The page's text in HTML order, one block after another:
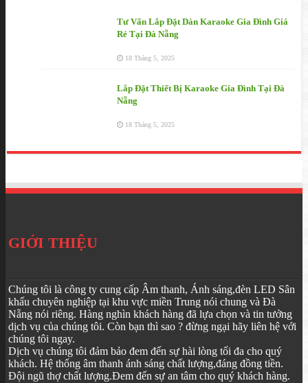
Tư Vấn Lắp Đặt Dàn Karaoke Gia Đình Giá
Rẻ Tại Đà Nẵng
18 Tháng 5, 2025
Lắp Đặt Thiết Bị Karaoke Gia Đình Tại Đà
Nẵng
18 Tháng 5, 2025
GIỚI THIỆU
Chúng tôi là công ty cung cấp Âm thanh, Ánh sáng,đèn LED Sân
khấu chuyên nghiệp tại khu vực miền Trung nói chung và Đà
Nẵng nói riêng. Hàng nghìn khách hàng đã lựa chọn và tin tưởng
dịch vụ của chúng tôi. Còn bạn thì sao ? đừng ngại hãy liên hệ với
chúng tôi ngay.
Dịch vụ chúng tôi đảm bảo đem đến sự hài lòng tối đa cho quý
khách. Hệ thống âm thanh ánh sáng chất lượng,đáng đồng tiền.
Đội ngũ thợ chất lượng.Đem đến sự an tâm cho quý khách hàng.